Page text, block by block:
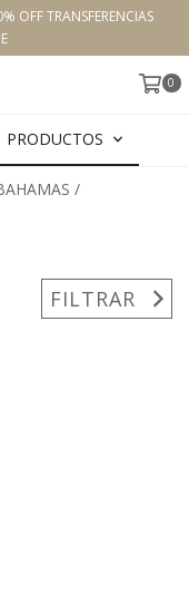
OFF TRANSFERENCIAS
0
PRODUCTOS
/
FILTRAR